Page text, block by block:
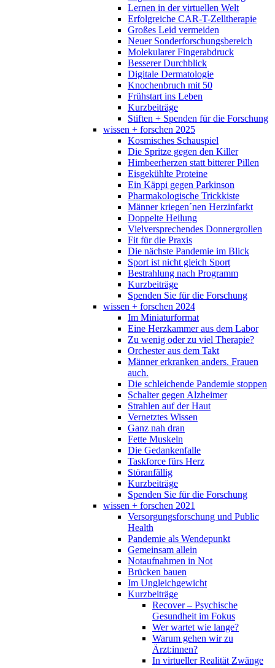
Lernen in der virtuellen Welt
Erfolgreiche CAR-T-Zelltherapie
Großes Leid vermeiden
Neuer Sonderforschungsbereich
Molekularer Fingerabdruck
Besserer Durchblick
Digitale Dermatologie
Knochenbruch mit 50
Frühstart ins Leben
Kurzbeiträge
Stiften + Spenden für die Forschung
wissen + forschen 2025
Kosmisches Schauspiel
Die Spritze gegen den Killer
Himbeerherzen statt bitterer Pillen
Eisgekühlte Proteine
Ein Käppi gegen Parkinson
Pharmakologische Trickkiste
Männer kriegen´nen Herzinfarkt
Doppelte Heilung
Vielversprechendes Donnergrollen
Fit für die Praxis
Die nächste Pandemie im Blick
Sport ist nicht gleich Sport
Bestrahlung nach Programm
Kurzbeiträge
Spenden Sie für die Forschung
wissen + forschen 2024
Im Miniaturformat
Eine Herzkammer aus dem Labor
Zu wenig oder zu viel Therapie?
Orchester aus dem Takt
Männer erkranken anders. Frauen
auch.
Die schleichende Pandemie stoppen
Schalter gegen Alzheimer
Strahlen auf der Haut
Vernetztes Wissen
Ganz nah dran
Fette Muskeln
Die Gedankenfalle
Taskforce fürs Herz
Störanfällig
Kurzbeiträge
Spenden Sie für die Forschung
wissen + forschen 2021
Versorgungsforschung und Public
Health
Pandemie als Wendepunkt
Gemeinsam allein
Notaufnahmen in Not
Brücken bauen
Im Ungleichgewicht
Kurzbeiträge
Recover – Psychische
Gesundheit im Fokus
Wer wartet wie lange?
Warum gehen wir zu
Ärzt:innen?
In virtueller Realität Zwänge